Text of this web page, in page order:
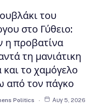
του
στο Γύθειο:
η προβατίνα
τη μανιάτικη
και το χαμόγελο
από τον πάγκο
Politics
Αυγ 5, 2026